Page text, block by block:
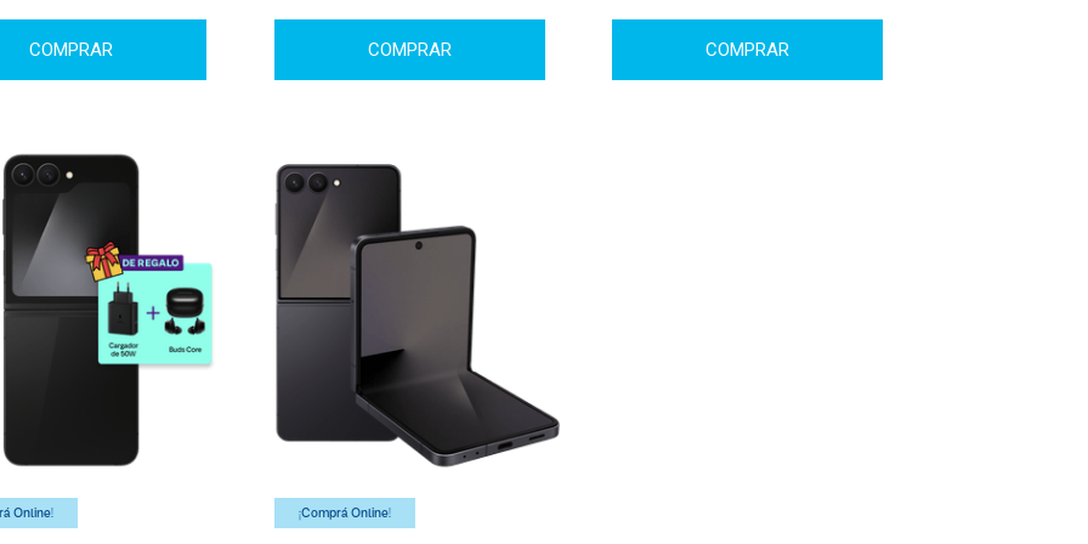
COMPRAR COMPRAR COMPRAR
Online! ¡Comprá Online!